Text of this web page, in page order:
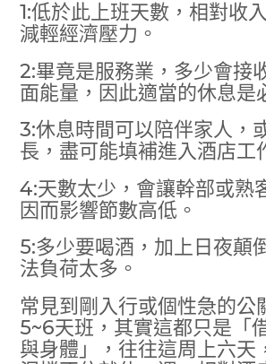
1:低於此上班天數，相對收
減輕經濟壓力。
2:畢竟是服務業，多少會接
面能量，因此適當的休息是
3:休息時間可以陪伴家人，
長，盡可能填補進入酒店工
4:天數太少，會讓幹部或熟
因而影響節數高低。
5:多少要喝酒，加上日夜顛
法負荷太多。
常見到剛入行或個性急的公
5~6天班，其實這都只是「
與身體」，往往這周上六天